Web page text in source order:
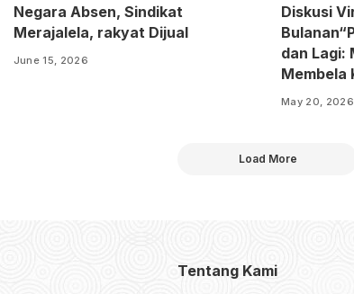
Negara Absen, Sindikat
Merajalela, rakyat Dijual
June 15, 2026
Diskusi
dan Lagi:
Membela
May 20, 2026
Load More
Tentang Kami